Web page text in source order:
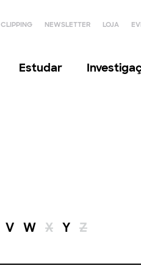
CLIPPING NEWSLETTER LOJA
Estudar
V W X Y Z